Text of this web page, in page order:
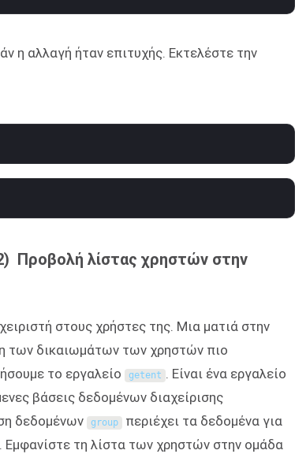
η αλλαγή ήταν επιτυχής. Εκτελέστε την
Προβολή λίστας χρηστών στην
στους χρήστες της. Μια ματιά στην
των δικαιωμάτων των χρηστών πιο
το εργαλείο getent . Είναι ένα εργαλείο
βάσεις δεδομένων διαχείρισης
δεδομένων group περιέχει τα δεδομένα για
τη λίστα των χρηστών στην ομάδα